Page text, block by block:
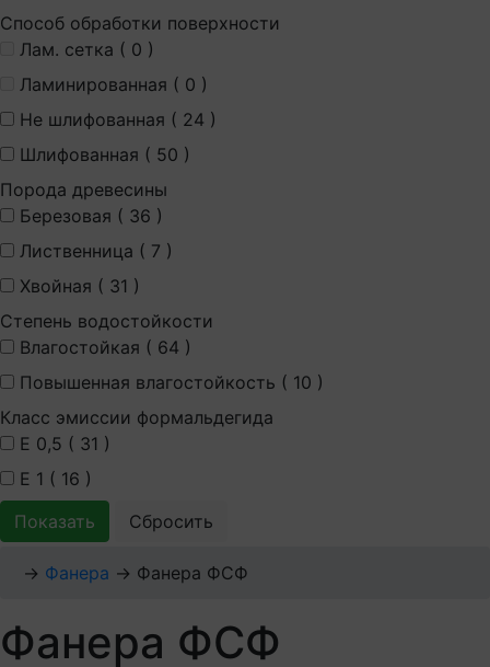
Способ обработки поверхности
Лам. сетка ( 0 )
Ламинированная ( 0 )
Не шлифованная ( 24 )
Шлифованная ( 50 )
Порода древесины
Березовая ( 36 )
Лиственница ( 7 )
Хвойная ( 31 )
Степень водостойкости
Влагостойкая ( 64 )
Повышенная влагостойкость ( 10 )
Класс эмиссии формальдегида
Е 0,5 ( 31 )
Е 1 ( 16 )
Показать
Сбросить
→ Фанера → Фанера ФСФ
Фанера ФСФ